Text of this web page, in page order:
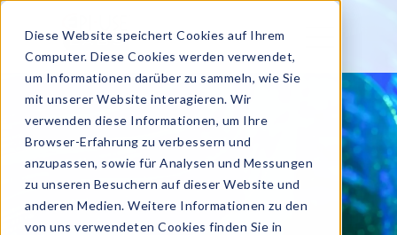
Diese Website speichert Cookies auf Ihrem
Computer. Diese Cookies werden verwendet,
um Informationen darüber zu sammeln, wie Sie
mit unserer Website interagieren. Wir
verwenden diese Informationen, um Ihre
Browser-Erfahrung zu verbessern und
anzupassen, sowie für Analysen und Messungen
zu unseren Besuchern auf dieser Website und
anderen Medien. Weitere Informationen zu den
von uns verwendeten Cookies finden Sie in